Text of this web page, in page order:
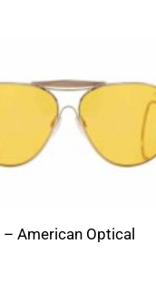
American Optical